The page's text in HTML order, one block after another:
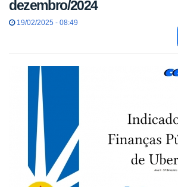
dezembro/2024
19/02/2025 - 08:49